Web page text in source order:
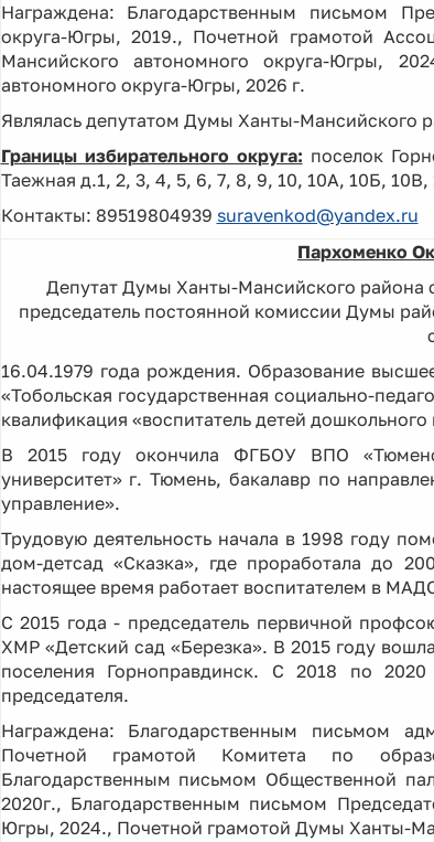
Награждена: Благодарственным письмом
округа-Югры, 2019., Почетной грамотой
Мансийского автономного округа-Югры,
автономного округа-Югры, 2026 г.
Являлась депутатом Думы Ханты-Мансийского
Границы избирательного округа: поселок
Таежная д.1, 2, 3, 4, 5, 6, 7, 8, 9, 10, 10А, 10Б, 10В,
Контакты: 89519804939 suravenkod@yandex.ru
Пархоменко
Депутат Думы Ханты-Мансийского района
председатель постоянной комиссии Думы
16.04.1979 года рождения. Образование
«Тобольская государственная социально-
квалификация «воспитатель детей дошкольного
В 2015 году окончила ФГБОУ ВПО
университет» г. Тюмень, бакалавр по
управление».
Трудовую деятельность начала в 1998 году
дом-детсад «Сказка», где проработала до
настоящее время работает воспитателем в
С 2015 года - председатель первичной
ХМР «Детский сад «Березка». В 2015 году
поселения Горноправдинск. С 2018 по
председателя.
Награждена: Благодарственным письмом
Почетной грамотой Комитета по
Благодарственным письмом Общественной
2020г., Благодарственным письмом
Югры, 2024., Почетной грамотой Думы Ханты-